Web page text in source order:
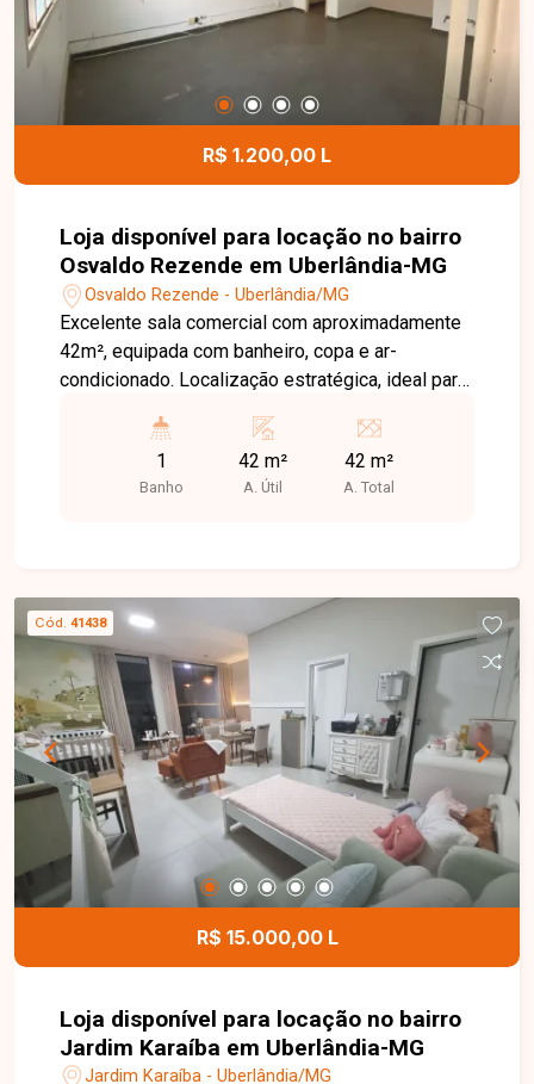
R$ 1.200,00 L
Loja disponível para locação no bairro
Osvaldo Rezende em Uberlândia-MG
Osvaldo Rezende - Uberlândia/MG
Excelente sala comercial com aproximadamente
42m², equipada com banheiro, copa e ar-
condicionado. Localização estratégica, ideal para
1
Banho
42 m²
A. Útil
42 m²
A. Total
Cód. 41438
R$ 15.000,00 L
Loja disponível para locação no bairro
Jardim Karaíba em Uberlândia-MG
Jardim Karaíba - Uberlândia/MG